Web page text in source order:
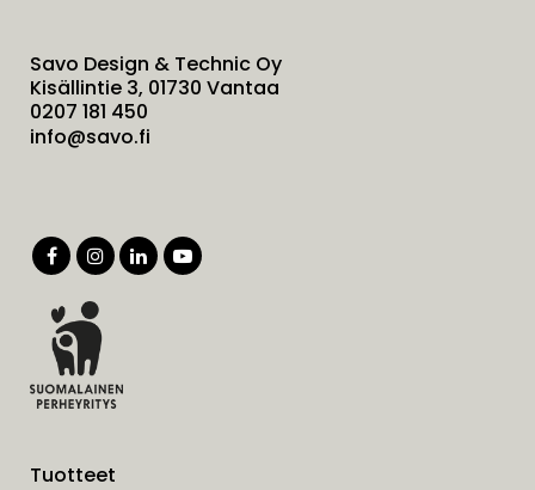
Savo Design & Technic Oy
Kisällintie 3, 01730 Vantaa
0207 181 450
info@savo.fi
Tuotteet